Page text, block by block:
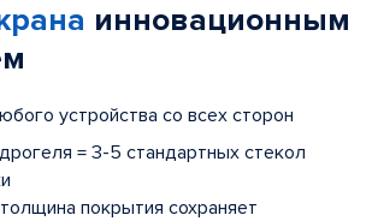
инновационным
устройства со всех сторон
= 3-5 стандартных стекол
покрытия сохраняет